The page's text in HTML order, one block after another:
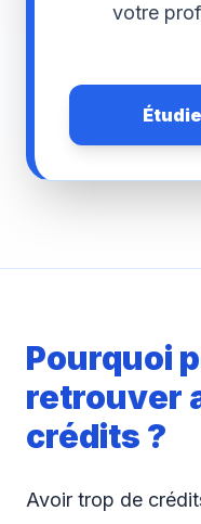
votre
Pourquoi
retrouver
crédits ?
Avoir trop de